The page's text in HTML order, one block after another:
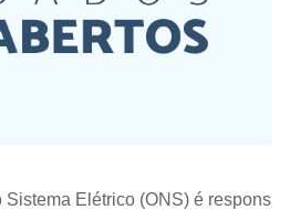
Elétrico (ONS) é respons